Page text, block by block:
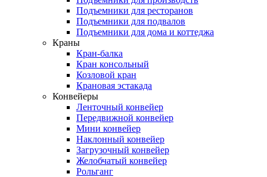
Подъемники для ресторанов
Подъемники для подвалов
Подъемники для дома и коттеджа
Краны
Кран-балка
Кран консольный
Козловой кран
Крановая эстакада
Конвейеры
Ленточный конвейер
Передвижной конвейер
Мини конвейер
Наклонный конвейер
Загрузочный конвейер
Желобчатый конвейер
Рольганг